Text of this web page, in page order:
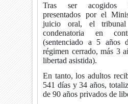
Tras ser acogidos
presentados por el
juicio oral, el tribunal
condenatoria en
(sentenciado a 5 años
régimen cerrado, más 3
libertad asistida).
En tanto, los adultos
541 días y 34 años,
de 90 años privados de